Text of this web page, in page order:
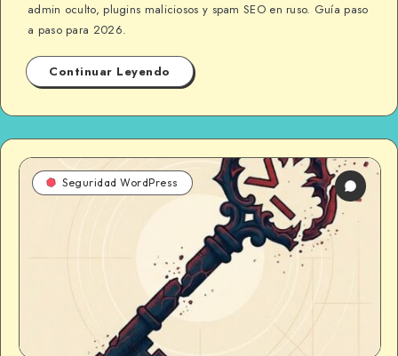
admin oculto, plugins maliciosos y spam SEO en ruso. Guía paso
a paso para 2026.
Continuar Leyendo
Seguridad WordPress